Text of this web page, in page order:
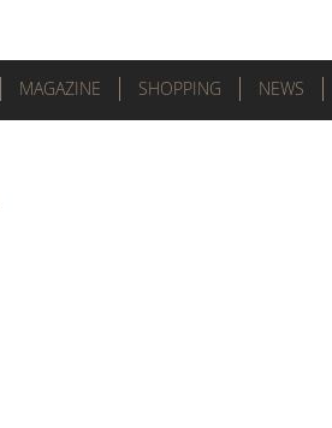
MAGAZINE SHOPPING NEWS